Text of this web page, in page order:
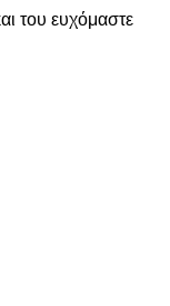
του ευχόμαστε